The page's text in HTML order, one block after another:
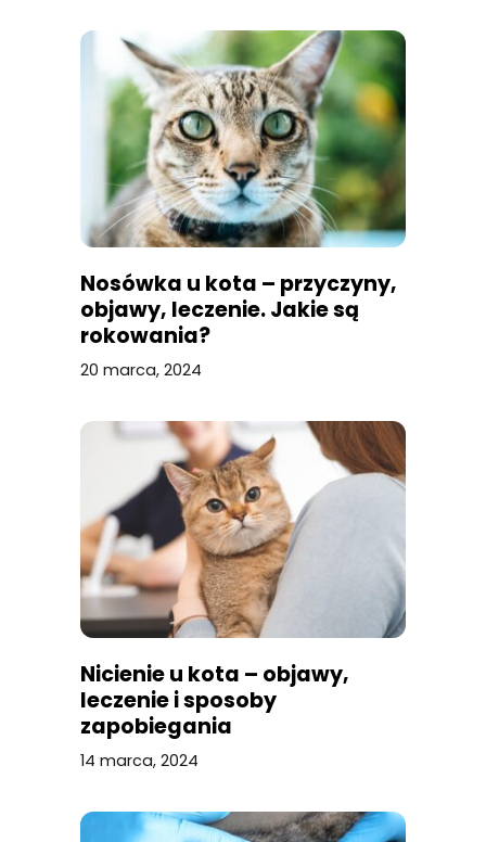
Nosówka u kota – przyczyny,
objawy, leczenie. Jakie są
rokowania?
20 marca, 2024
Nicienie u kota – objawy,
leczenie i sposoby
zapobiegania
14 marca, 2024